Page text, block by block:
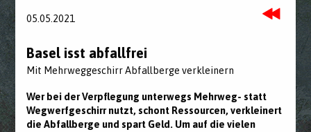
05.05.2021
Basel isst abfallfrei
Mit Mehrweggeschirr Abfallberge verkleinern
Wer bei der Verpflegung unterwegs Mehrweg- statt
Wegwerfgeschirr nutzt, schont Ressourcen, verkleinert
die Abfallberge und spart Geld. Um auf die vielen